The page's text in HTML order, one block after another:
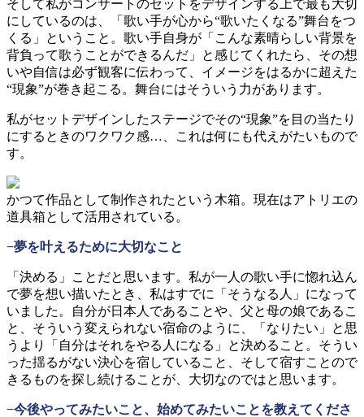
そして私がコンサートのセットをデザインする上で最も大切
にしているのは、「歌い手が心から“歌いたくなる”舞台をつ
くる」ということ。歌い手自身が「こんな素晴らしい背景を
背負って歌うことができるんだ」と感じてくれたら、その想
いや自信は必ず観客に伝わって、イメージをはるかに超えた
“現象”が巻き起こる。舞台にはそういう力があります。
私がセットデザインしたステージでその“現象”を目の当たり
にするときのワクワク感…、これは何にも代えがたいもので
す。
かつて作品として制作されたという木箱。現在はアトリエの
道具箱として活用されている。
−夢を叶えるために大切なこと
「決める」ことだと思います。私が一人の歌い手に惚れ込ん
で夢を想い描いたとき、私はすでに「そうなる人」になって
いました。自分が日本人であることや、父と母の娘であるこ
と、そういう変えられない宿命のように、「なりたい」と思
うより「自分はそれをやる人になる」と決めること。そうい
った揺るがない決心を宿していること、そして宿すことので
きるものを探し続けることが、大切なのではと思います。
−今後やってみたいこと、始めてみたいことを教えてくださ